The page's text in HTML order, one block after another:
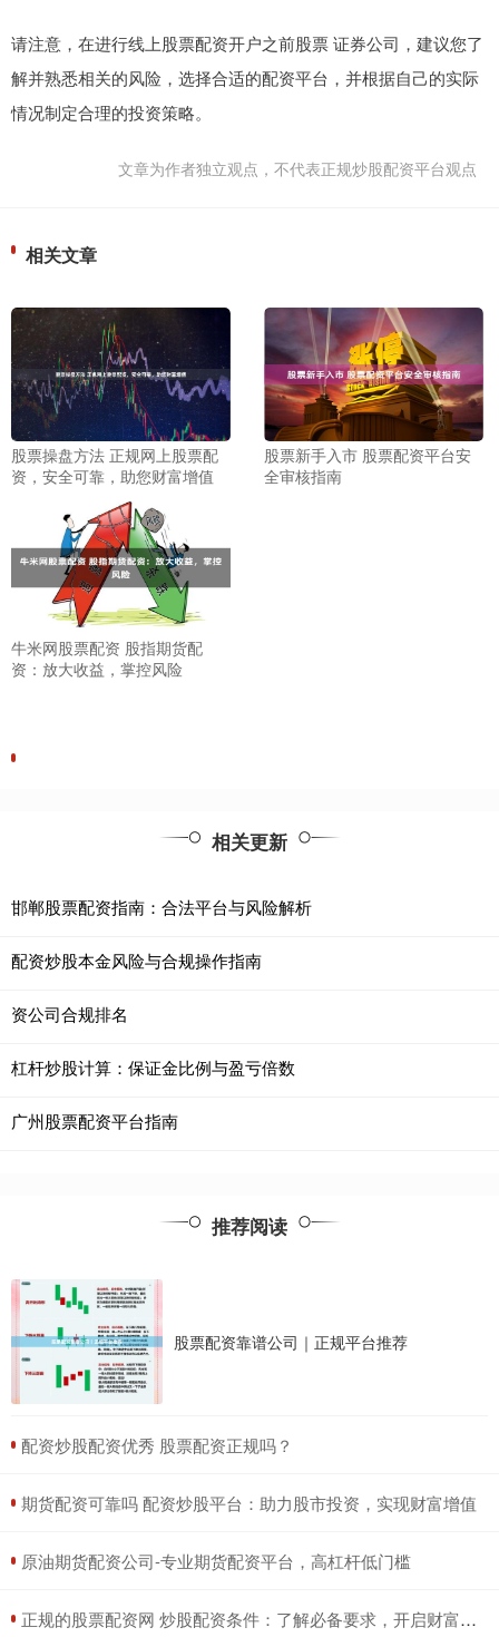
请注意，在进行线上股票配资开户之前股票 证券公司，建议您了
解并熟悉相关的风险，选择合适的配资平台，并根据自己的实际
情况制定合理的投资策略。
文章为作者独立观点，不代表正规炒股配资平台观点
相关文章
股票操盘方法 正规网上股票配
资，安全可靠，助您财富增值
股票新手入市 股票配资平台安
全审核指南
牛米网股票配资 股指期货配
资：放大收益，掌控风险
相关更新
邯郸股票配资指南：合法平台与风险解析
配资炒股本金风险与合规操作指南
资公司合规排名
杠杆炒股计算：保证金比例与盈亏倍数
广州股票配资平台指南
推荐阅读
股票配资靠谱公司｜正规平台推荐
​配资炒股配资优秀 股票配资正规吗？
​期货配资可靠吗 配资炒股平台：助力股市投资，实现财富增值
​原油期货配资公司-专业期货配资平台，高杠杆低门槛
​正规的股票配资网 炒股配资条件：了解必备要求，开启财富之路